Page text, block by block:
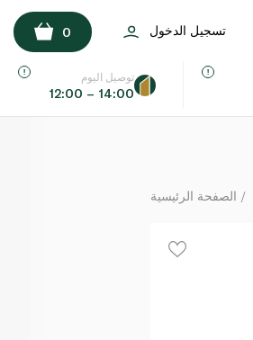
تسجيل الدخول 0
توصيل اليوم
12:00 – 14:00
الصفحة الرئيسية